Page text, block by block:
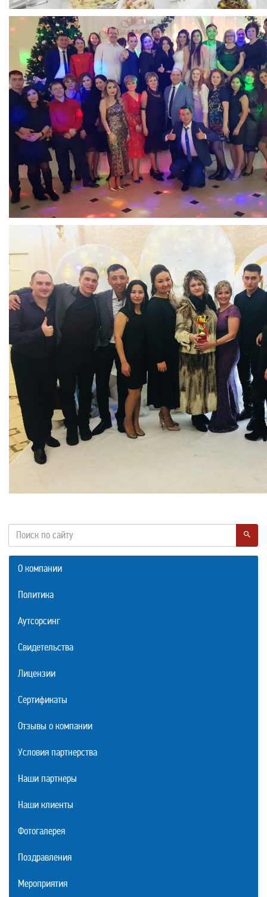
О компании
Политика
Аутсорсинг
Свидетельства
Лицензии
Сертификаты
Отзывы о компании
Условия партнерства
Наши партнеры
Наши клиенты
Фотогалерея
Поздравления
Мероприятия